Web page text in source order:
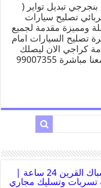
تبديل تواير (
تصليح سيارات
ومميزة مقدمة لجميع
تصليح السيارات امام
كراجي الان ليصلك
اقرب بشر من موقعي تواصل معنا مباشرة 99007355
رقم فني صحي سباك القرين 24 ساعة |